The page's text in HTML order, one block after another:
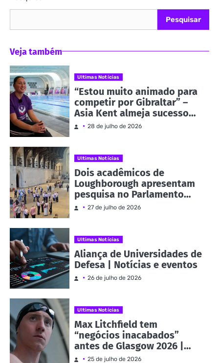
Pesquisar
Veja também
Ultimas Notícias
“Estou muito animado para
competir por Gibraltar” –
Asia Kent almeja sucesso
nos Jogos da
28 de julho de 2026
Ultimas Notícias
Dois acadêmicos de
Loughborough apresentam
pesquisa no Parlamento
como parte da Evidence
27 de julho de 2026
Ultimas Notícias
Aliança de Universidades de
Defesa | Notícias e eventos
26 de julho de 2026
Ultimas Notícias
Max Litchfield tem
“negócios inacabados”
antes de Glasgow 2026 |
Notícias e eventos
25 de julho de 2026